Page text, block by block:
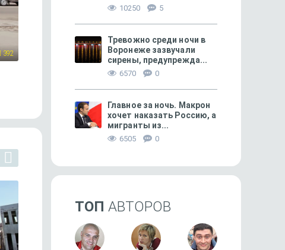
392 СВОБОДНОЕ ВРЕМЯ 257
«Актёр и кукла — единый
ЗДОРОВЬЕ
приставку!»
10250 5
Тревожно среди ночи в
Воронеже зазвучали
сирены, предупрежда...
6570 0
Главное за ночь. Макрон
хочет наказать Россию, а
мигранты из...
6505 0
ТОП АВТОРОВ